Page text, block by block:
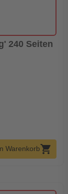
240 Seiten
Warenkorbshopping_cart